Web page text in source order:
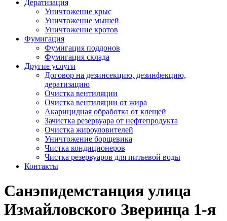
Дератизация
Уничтожение крыс
Уничтожение мышей
Уничтожение кротов
Фумигация
Фумигация поддонов
Фумигация склада
Другие услуги
Договор на дезинсекцию, дезинфекцию,
дератизацию
Очистка вентиляции
Очистка вентиляции от жира
Акарицидная обработка от клещей
Зачистка резервуара от нефтепродукта
Очистка жироуловителей
Уничтожение борщевика
Чистка кондиционеров
Чистка резервуаров для питьевой воды
Контакты
Санэпидемстанция улица
Измайловского Зверинца 1-я